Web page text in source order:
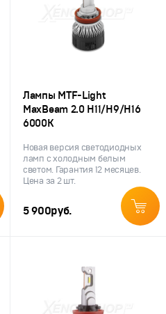
Лампы MTF-Light
MaxBeam 2.0 H11/H9/H16
6000К
Новая версия светодиодных
ламп с холодным белым
светом. Гарантия 12 месяцев.
Цена за 2 шт.
5 900руб.